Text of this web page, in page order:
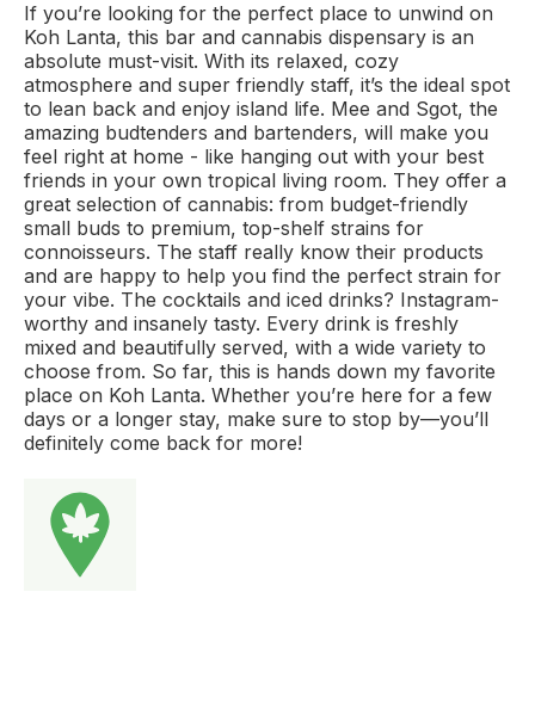
If you’re looking for the perfect place to unwind on
Koh Lanta, this bar and cannabis dispensary is an
absolute must-visit. With its relaxed, cozy
atmosphere and super friendly staff, it’s the ideal spot
to lean back and enjoy island life. Mee and Sgot, the
amazing budtenders and bartenders, will make you
feel right at home - like hanging out with your best
friends in your own tropical living room. They offer a
great selection of cannabis: from budget-friendly
small buds to premium, top-shelf strains for
connoisseurs. The staff really know their products
and are happy to help you find the perfect strain for
your vibe. The cocktails and iced drinks? Instagram-
worthy and insanely tasty. Every drink is freshly
mixed and beautifully served, with a wide variety to
choose from. So far, this is hands down my favorite
place on Koh Lanta. Whether you’re here for a few
days or a longer stay, make sure to stop by—you’ll
definitely come back for more!